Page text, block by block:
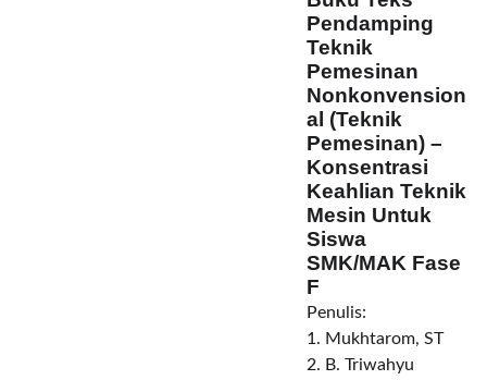
Pendamping
Teknik
Pemesinan
Nonkonvension
al (Teknik
Pemesinan) –
Konsentrasi
Keahlian Teknik
Mesin Untuk
Siswa
SMK/MAK Fase
F
Penulis:
1. Mukhtarom, ST
2. B. Triwahyu